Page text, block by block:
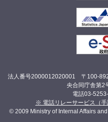
法人番号2000012020001 〒100-
央合同庁舎第2
電話03-
※ 電話リレーサービス（
© 2009 Ministry of Internal Affairs